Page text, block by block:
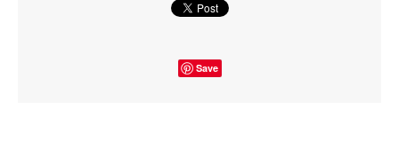
Save